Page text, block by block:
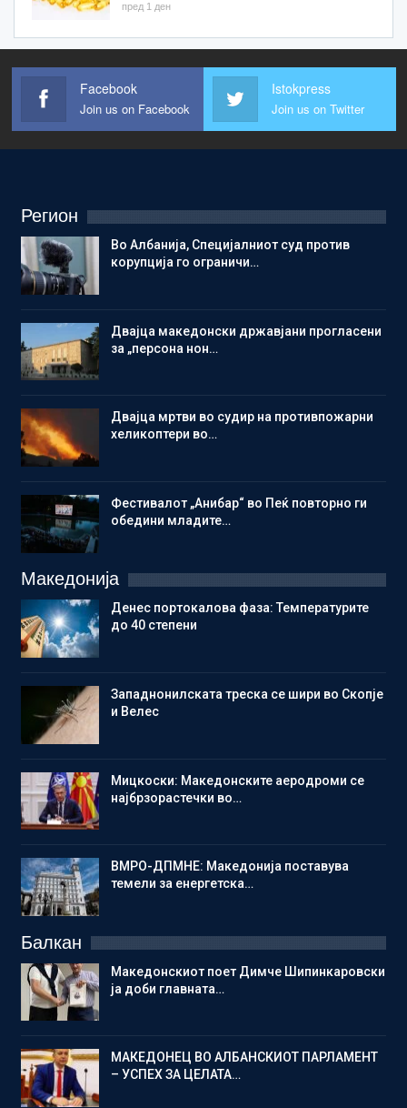
пред 1 ден
Facebook
Join us on Facebook
Istokpress
Join us on Twitter
Регион
Во Албанија, Специјалниот суд против
корупција го ограничи…
Двајца македонски државјани прогласени
за „персона нон…
Двајца мртви во судир на противпожарни
хеликоптери во…
Фестивалот „Анибар“ во Пеќ повторно ги
обедини младите…
Македонија
Денес портокалова фаза: Температурите
до 40 степени
Западнонилската треска се шири во Скопје
и Велес
Мицкоски: Македонските аеродроми се
најбрзорастечки во…
ВМРО-ДПМНЕ: Македонија поставува
темели за енергетска…
Балкан
Македонскиот поет Димче Шипинкаровски
ја доби главната…
МАКЕДОНЕЦ ВО АЛБАНСКИОТ ПАРЛАМЕНТ
– УСПЕХ ЗА ЦЕЛАТА…